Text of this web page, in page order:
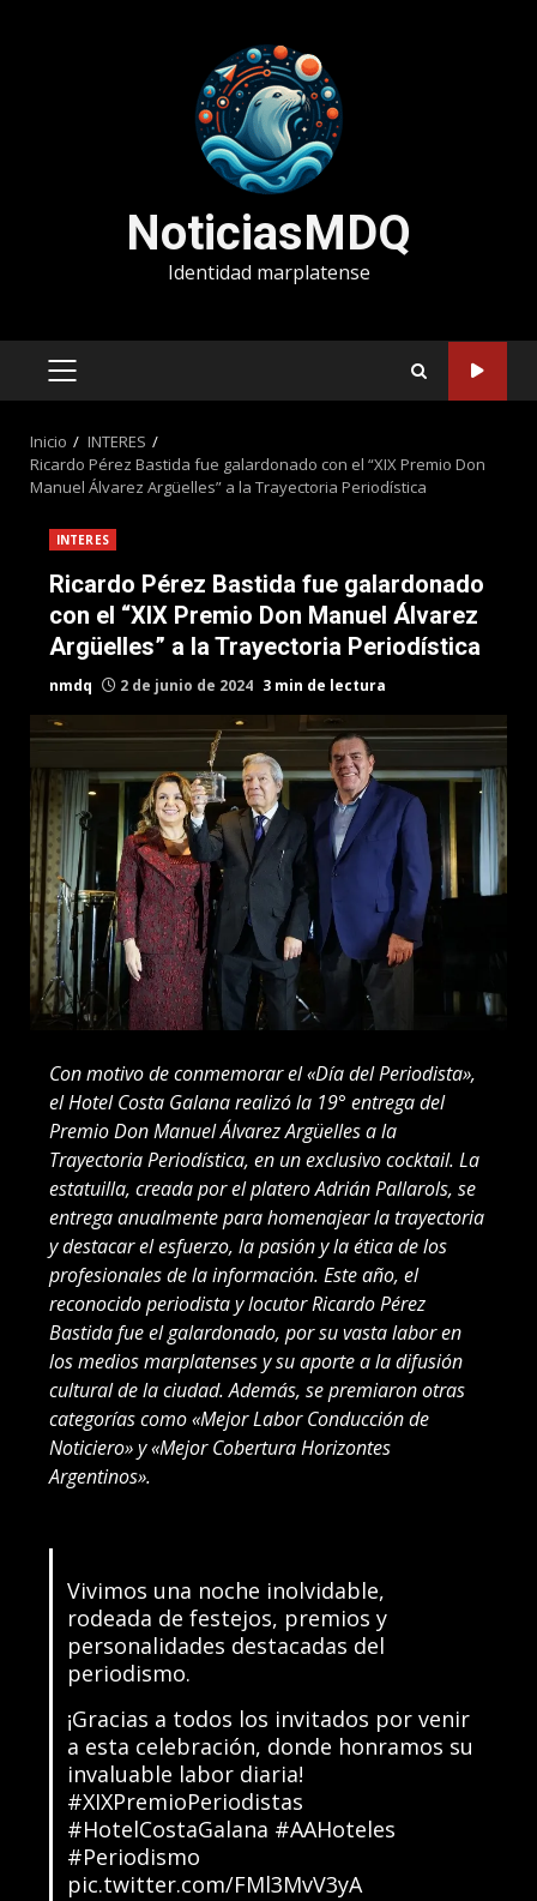
NoticiasMDQ
Identidad marplatense
MENÚ
Inicio
INTERES
Ricardo Pérez Bastida fue galardonado con el “XIX Premio Don
Manuel Álvarez Argüelles” a la Trayectoria Periodística
INTERES
Ricardo Pérez Bastida fue galardonado
con el “XIX Premio Don Manuel Álvarez
Argüelles” a la Trayectoria Periodística
nmdq 2 de junio de 2024 3 min de lectura
Con motivo de conmemorar el «Día del Periodista»,
el Hotel Costa Galana realizó la 19° entrega del
Premio Don Manuel Álvarez Argüelles a la
Trayectoria Periodística, en un exclusivo cocktail. La
estatuilla, creada por el platero Adrián Pallarols, se
entrega anualmente para homenajear la trayectoria
y destacar el esfuerzo, la pasión y la ética de los
profesionales de la información. Este año, el
reconocido periodista y locutor Ricardo Pérez
Bastida fue el galardonado, por su vasta labor en
los medios marplatenses y su aporte a la difusión
cultural de la ciudad. Además, se premiaron otras
categorías como «Mejor Labor Conducción de
Noticiero» y «Mejor Cobertura Horizontes
Argentinos».
Vivimos una noche inolvidable,
rodeada de festejos, premios y
personalidades destacadas del
periodismo.️
¡Gracias a todos los invitados por venir
a esta celebración, donde honramos su
invaluable labor diaria!
#XIXPremioPeriodistas
#HotelCostaGalana #AAHoteles
#Periodismo
pic.twitter.com/FMl3MvV3yA